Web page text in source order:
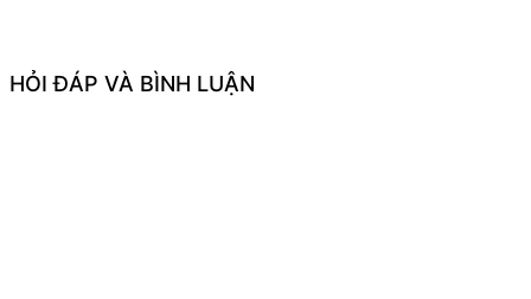
HỎI ĐÁP VÀ BÌNH LUẬN